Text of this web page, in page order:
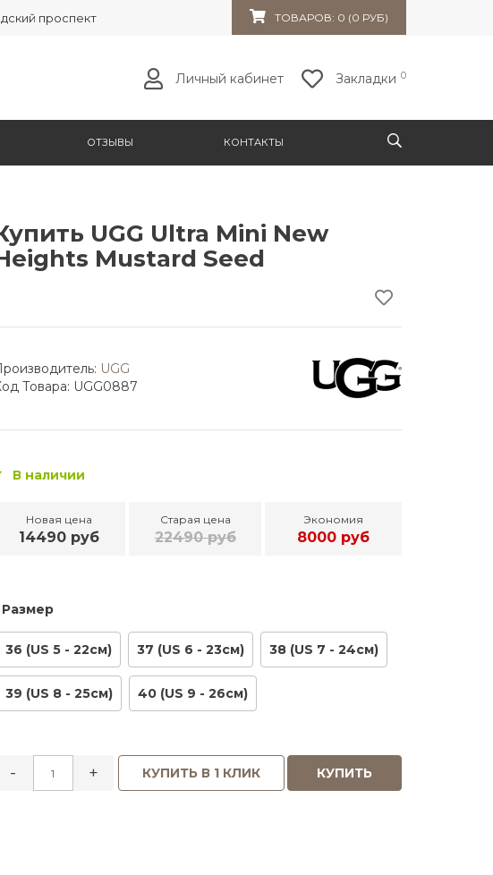
проспект 32к10 ТОВАРОВ: 0 (0 РУБ)
Личный кабинет Закладки 0
ОТЗЫВЫ КОНТАКТЫ
UGG Ultra Mini New
Mustard Seed
UGG
Товара: UGG0887
В наличии
Новая цена
14490 руб
Старая цена
22490 руб
Экономия
8000 руб
Размер
36 (US 5 - 22см) 37 (US 6 - 23см) 38 (US 7 - 24см)
39 (US 8 - 25см) 40 (US 9 - 26см)
- + КУПИТЬ В 1 КЛИК КУПИТЬ